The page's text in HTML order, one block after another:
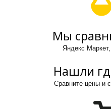
Мы
Яндекс
Нашли
Сравните цены и